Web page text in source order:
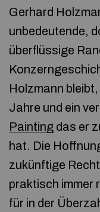
Gerhard
unbedeutende,
überflüssige
Holzmann
Jahre und ein
Painting das er
hat. Die
zukünftige
praktisch immer
für in der